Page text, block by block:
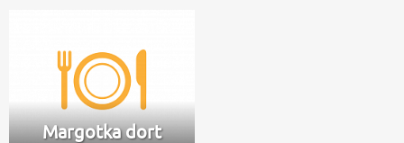
Margotka dort